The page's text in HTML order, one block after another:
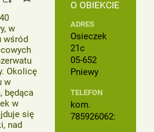
O OBIEKCIE
ADRES
Osieczek
21c
05-652
Pniewy
TELEFON
kom.
785926062:
w
wśród
Okolicę
w
będąca
w
się
nad